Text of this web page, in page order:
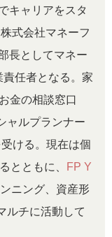
キャリアをスタ
式会社マネーフ
長としてマネー
任者となる。家
金の相談窓口
ャルプランナー
ける。現在は個
とともに、
FP Y
ニング、資産形
ルチに活動して